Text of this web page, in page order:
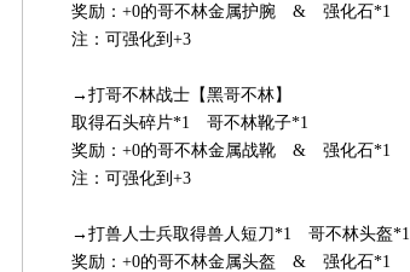
奖励：+0的哥不林金属护腕 & 强化石*1
注：可强化到+3
→打哥不林战士【黑哥不林】
取得石头碎片*1 哥不林靴子*1
奖励：+0的哥不林金属战靴 & 强化石*1
注：可强化到+3
→打兽人士兵取得兽人短刀*1 哥不林头盔*1
奖励：+0的哥不林金属头盔 & 强化石*1